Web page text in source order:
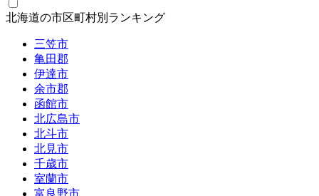
北海道の市区町村別ランキング
三笠市
亀田郡
伊達市
余市郡
函館市
北広島市
北斗市
北見市
千歳市
室蘭市